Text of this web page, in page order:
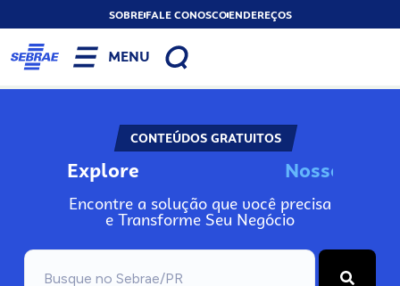
SOBREFALE CONOSCOENDEREÇOS
MENU
CONTEÚDOS GRATUITOS
Explore Nosso
Encontre a solução que você precisa
e Transforme Seu Negócio